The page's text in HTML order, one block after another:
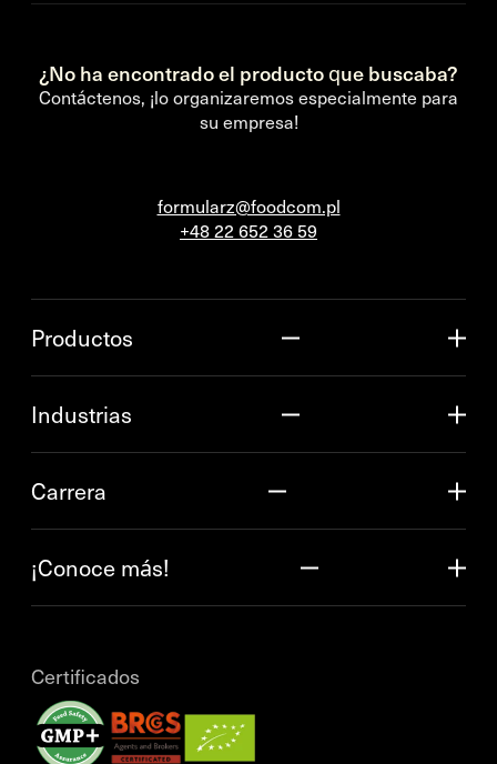
¿No ha encontrado el producto que buscaba?
Contáctenos, ¡lo organizaremos especialmente para
su empresa!
formularz@foodcom.pl
+48 22 652 36 59
Productos
Industrias
Carrera
¡Conoce más!
Certificados